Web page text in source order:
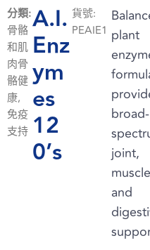
分類:
骨骼
和肌
肉骨
骼健
康,
免疫
支持
A.I.
Enz
ym
es
12
0’s
貨號:
PEAIE1 plant
broad-
joint,
muscle
and